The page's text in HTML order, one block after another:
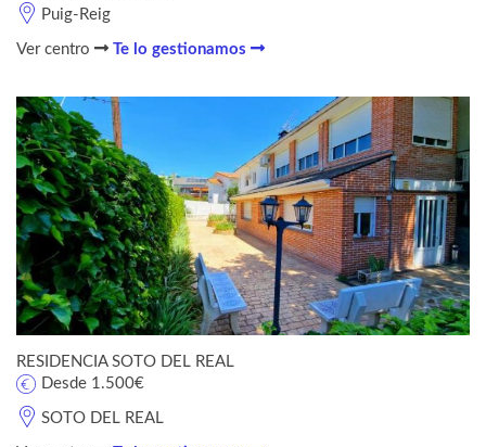
Puig-Reig
Ver centro Te lo gestionamos
RESIDENCIA SOTO DEL REAL
SOTO DEL REAL
Desde 1.500€